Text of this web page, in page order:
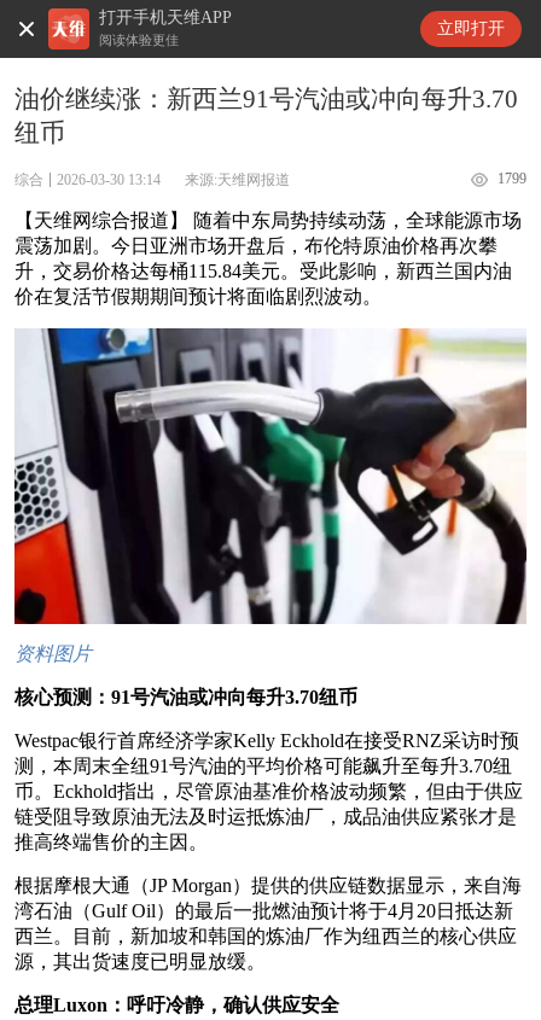
打开手机天维APP
阅读体验更佳
立即打开
天维新闻
油价继续涨：新西兰91号汽油或冲向每升3.70
纽币
综合 2026-03-30 13:14 来源:天维网报道 1799
【天维网综合报道】 随着中东局势持续动荡，全球能源市场
震荡加剧。今日亚洲市场开盘后，布伦特原油价格再次攀
升，交易价格达每桶115.84美元。受此影响，新西兰国内油
价在复活节假期期间预计将面临剧烈波动。
资料图片
核心预测：91号汽油或冲向每升3.70纽币
Westpac银行首席经济学家Kelly Eckhold在接受RNZ采访时预
测，本周末全纽91号汽油的平均价格可能飙升至每升3.70纽
币。Eckhold指出，尽管原油基准价格波动频繁，但由于供应
链受阻导致原油无法及时运抵炼油厂，成品油供应紧张才是
推高终端售价的主因。
根据摩根大通（JP Morgan）提供的供应链数据显示，来自海
湾石油（Gulf Oil）的最后一批燃油预计将于4月20日抵达新
西兰。目前，新加坡和韩国的炼油厂作为纽西兰的核心供应
源，其出货速度已明显放缓。
总理Luxon：呼吁冷静，确认供应安全